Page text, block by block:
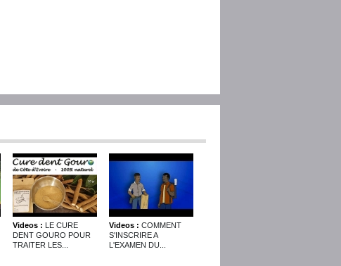
Videos : LE CURE
DENT GOURO POUR
TRAITER LES...
Videos : COMMENT
S'INSCRIRE A
L'EXAMEN DU...